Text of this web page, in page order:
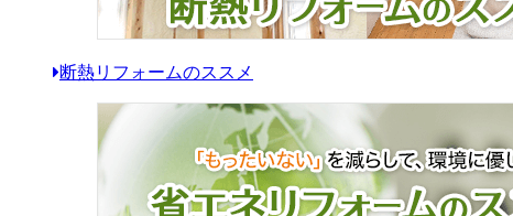
断熱リフォームのススメ